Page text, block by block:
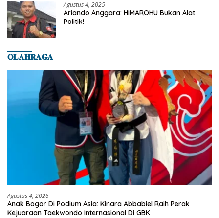
Agustus 4, 2025
Ariando Anggara: HIMAROHU Bukan Alat
Politik!
𝐎𝐋𝐀𝐇𝐑𝐀𝐆𝐀
Agustus 4, 2026
Anak Bogor Di Podium Asia: Kinara Abbabiel Raih Perak
Kejuaraan Taekwondo Internasional Di GBK